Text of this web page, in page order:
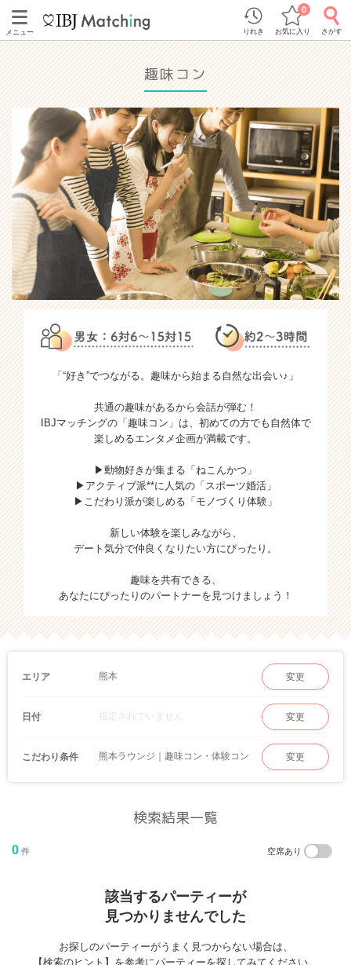
メニュー りれき お気に入り
0
さがす
趣味コン
「“好き”でつながる。趣味から始まる自然な出会い♪」
共通の趣味があるから会話が弾む！
IBJマッチングの「趣味コン」は、初めての方でも自然体で
楽しめるエンタメ企画が満載です。
▶動物好きが集まる「ねこんかつ」
▶アクティブ派**に人気の「スポーツ婚活」
▶こだわり派が楽しめる「モノづくり体験」
新しい体験を楽しみながら、
デート気分で仲良くなりたい方にぴったり。
趣味を共有できる、
あなたにぴったりのパートナーを見つけましょう！
エリア 熊本 変更
日付 指定されていません 変更
こだわり条件 熊本ラウンジ｜趣味コン・体験コン 変更
検索結果一覧
0 件 空席あり
該当するパーティーが
見つかりませんでした
お探しのパーティーがうまく見つからない場合は、
【検索のヒント】を参考にパーティーを探してみてください。